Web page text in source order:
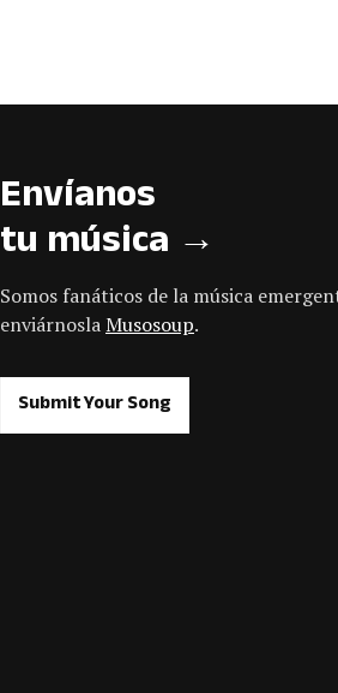
Envíanos
tu música →
Somos fanáticos de la música
enviárnoslaMusosoup.
Submit Your Song